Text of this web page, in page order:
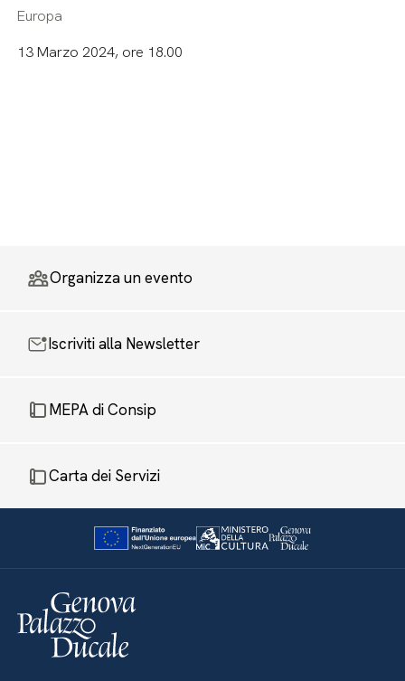
Europa
13 Marzo 2024, ore 18.00
Organizza un evento
Iscriviti alla Newsletter
MEPA di Consip
Carta dei Servizi